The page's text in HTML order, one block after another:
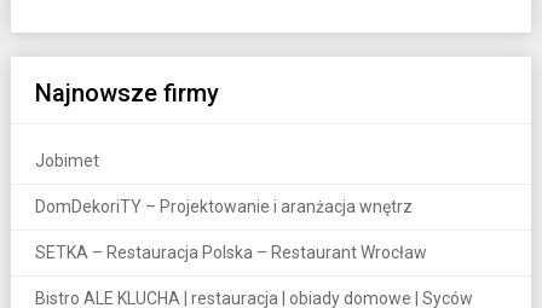
Najnowsze firmy
Jobimet
DomDekoriTY – Projektowanie i aranżacja wnętrz
SETKA – Restauracja Polska – Restaurant Wrocław
Bistro ALE KLUCHA | restauracja | obiady domowe | Syców